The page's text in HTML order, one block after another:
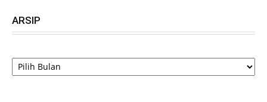
ARSIP
ARSIP